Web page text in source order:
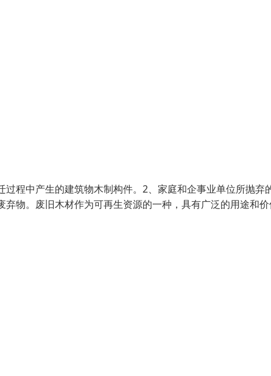
程中产生的建筑物木制构件。2、家庭和企事业单位所抛弃
物。废旧木材作为可再生资源的一种，具有广泛的用途和